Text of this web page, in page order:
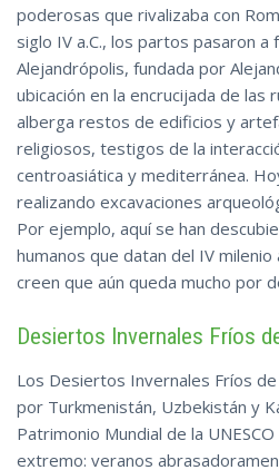
poderosas que rivalizaba con
siglo IV a.C., los partos pasaron
Alejandrópolis, fundada por
ubicación en la encrucijada de las
alberga restos de edificios y
religiosos, testigos de la
centroasiática y mediterránea.
realizando excavaciones
Por ejemplo, aquí se han
humanos que datan del IV
creen que aún queda mucho por
Desiertos Invernales Fríos
Los Desiertos Invernales Fríos
por Turkmenistán, Uzbekistán y
Patrimonio Mundial de la
extremo: veranos